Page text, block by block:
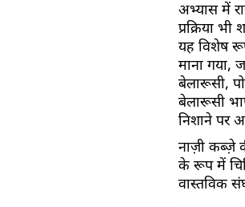
अभ्यास में
प्रक्रिया भी
यह विशेष
माना गया,
बेलारूसी,
बेलारूसी
निशाने पर
नाज़ी कब्ज़े
के रूप में
वास्तविक